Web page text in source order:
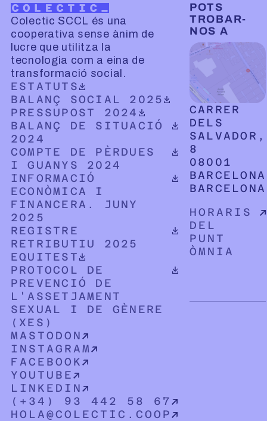
Colectic SCCL és una
cooperativa sense ànim de
lucre que utilitza la
tecnologia com a eina de
transformació social.
ESTATUTS
DOCUMENT PDF DESCARREGABLE
BALANÇ SOCIAL 2025
DOCUMENT PDF DESCARREGABLE
PRESSUPOST 2024
DOCUMENT PDF DESCARREGABLE
BALANÇ DE SITUACIÓ
2024
DOCUMENT PDF DESCARREGABLE
COMPTE DE PÈRDUES
I GUANYS 2024
DOCUMENT PDF DESCARREGABLE
INFORMACIÓ
ECONÒMICA I
FINANCERA. JUNY
2025
DOCUMENT PDF DESCARREGABLE
REGISTRE
RETRIBUTIU 2025
DOCUMENT PDF DESCARREGABLE
EQUITEST
DOCUMENT PDF DESCARREGABLE
PROTOCOL DE
PREVENCIÓ DE
L'ASSETJAMENT
SEXUAL I DE GÈNERE
(XES)
DOCUMENT PDF DESCARREGABLE
MASTODON
INSTAGRAM
FACEBOOK
YOUTUBE
LINKEDIN
(+34) 93 442 58 67
HOLA@COLECTIC.COOP
POTS
TROBAR-
NOS A
CARRER
DELS
SALVADOR,
8
08001
BARCELONA
BARCELONA
HORARIS
DEL
PUNT
ÒMNIA